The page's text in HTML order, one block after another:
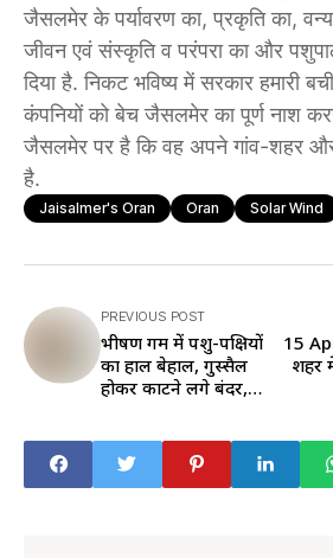
जैसलमेर के पर्यावरण का, प्रकृति का,
जीवन एवं संस्कृति व परंपरा का और
दिया है. निकट भविष्य में सरकार हमारी
कंपनियों को बेच जैसलमेर का पूर्ण नाश
जैसलमेर पर है कि वह अपने गांव-शहर
है.
Jaisalmer's Oran Oran Solar Wind
PREVIOUS POST
भीषण गर्मी में पशु-पक्षियों
का हाल बेहाल, गुस्सैल
होकर काटने लगे बंदर,
15
शहर